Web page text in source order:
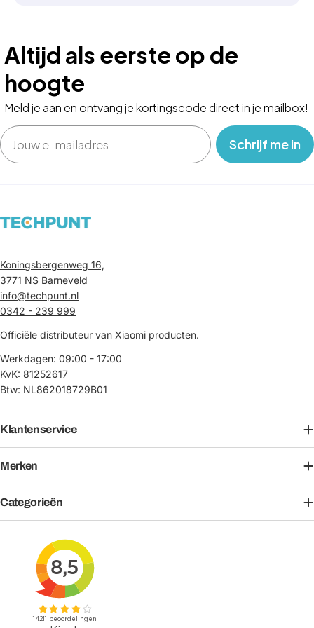
Altijd als eerste op de
hoogte
Meld je aan en ontvang je kortingscode direct in je mailbox!
Email
‎ ‎ ‎ Schrijf me in‎ ‎ ‎ ‎
Koningsbergenweg 16,
3771 NS Barneveld
info@techpunt.nl
0342 - 239 999
Officiële distributeur van Xiaomi producten.
Werkdagen: 09:00 - 17:00
KvK: 81252617
Btw: NL862018729B01
Klantenservice
Merken
Categorieën